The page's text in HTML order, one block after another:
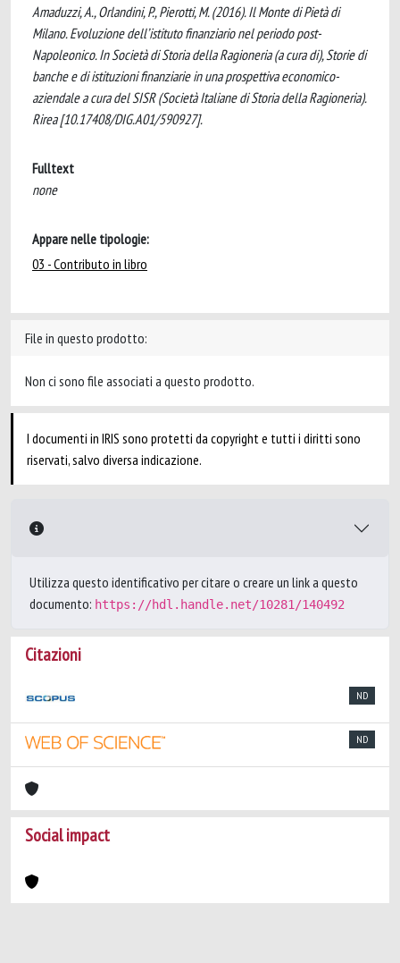
Amaduzzi, A., Orlandini, P., Pierotti, M. (2016). Il Monte di Pietà di
Milano. Evoluzione dell’istituto finanziario nel periodo post-
Napoleonico. In Società di Storia della Ragioneria (a cura di), Storie di
banche e di istituzioni finanziarie in una prospettiva economico-
aziendale a cura del SISR (Società Italiane di Storia della Ragioneria).
Rirea [10.17408/DIG.A01/590927].
Fulltext
none
Appare nelle tipologie:
03 - Contributo in libro
File in questo prodotto:
Non ci sono file associati a questo prodotto.
I documenti in IRIS sono protetti da copyright e tutti i diritti sono
riservati, salvo diversa indicazione.
Utilizza questo identificativo per citare o creare un link a questo
documento: https://hdl.handle.net/10281/140492
Citazioni
ND
ND
Social impact